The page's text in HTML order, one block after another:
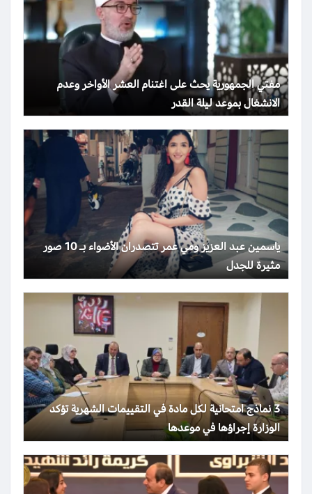
مفتي الجمهورية يحث على اغتنام العشر الأواخر وعدم
الانشغال بموعد ليلة القدر
ياسمين عبد العزيز ومي عمر تتصدران الأضواء بـ 10 صور
مثيرة للجدل
3 نماذج امتحانية لكل مادة في التقييمات الشهرية تؤكد
الوزارة إجراؤها في موعدها